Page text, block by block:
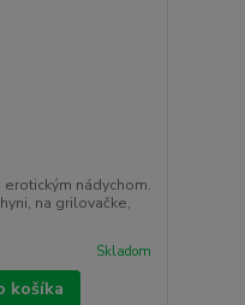
nádychom.
na grilovačke,
Skladom
košíka